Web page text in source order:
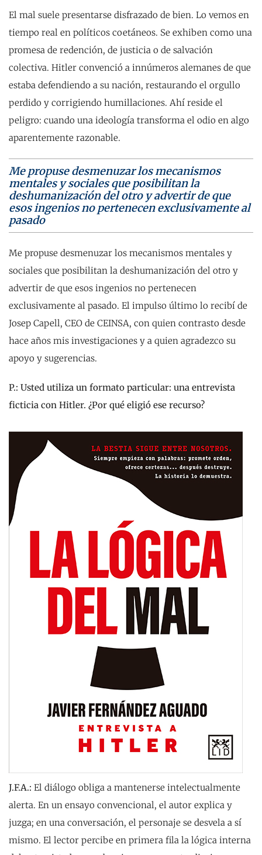
El mal suele presentarse disfrazado de bien. Lo vemos en
tiempo real en políticos coetáneos. Se exhiben como una
promesa de redención, de justicia o de salvación
colectiva. Hitler convenció a innúmeros alemanes de que
estaba defendiendo a su nación, restaurando el orgullo
perdido y corrigiendo humillaciones. Ahí reside el
peligro: cuando una ideología transforma el odio en algo
aparentemente razonable.
Me propuse desmenuzar los mecanismos
mentales y sociales que posibilitan la
deshumanización del otro y advertir de que
esos ingenios no pertenecen exclusivamente al
pasado
Me propuse desmenuzar los mecanismos mentales y
sociales que posibilitan la deshumanización del otro y
advertir de que esos ingenios no pertenecen
exclusivamente al pasado. El impulso último lo recibí de
Josep Capell, CEO de CEINSA, con quien contrasto desde
hace años mis investigaciones y a quien agradezco su
apoyo y sugerencias.
P.: Usted utiliza un formato particular: una entrevista
ficticia con Hitler. ¿Por qué eligió ese recurso?
J.F.A.: El diálogo obliga a mantenerse intelectualmente
alerta. En un ensayo convencional, el autor explica y
juzga; en una conversación, el personaje se desvela a sí
mismo. El lector percibe en primera fila la lógica interna